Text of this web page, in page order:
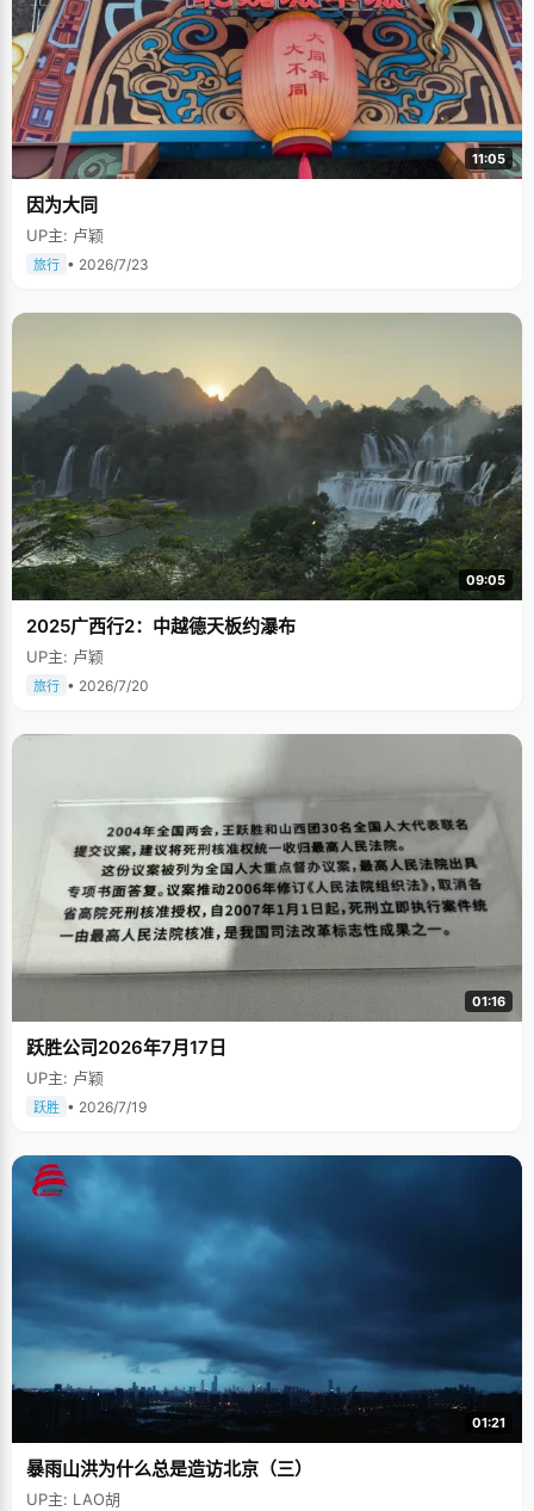
11:05
因为大同
UP主: 卢颖
旅行 • 2026/7/23
09:05
2025广西行2：中越德天板约瀑布
UP主: 卢颖
旅行 • 2026/7/20
01:16
跃胜公司2026年7月17日
UP主: 卢颖
跃胜 • 2026/7/19
01:21
暴雨山洪为什么总是造访北京（三）
UP主: LAO胡